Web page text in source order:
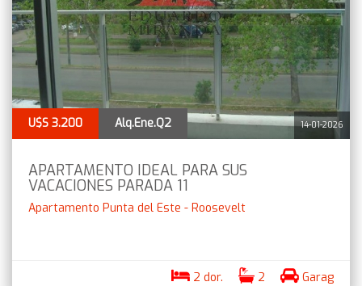
14-01-2026
U$S 3.200 Alq.Ene.Q2
APARTAMENTO IDEAL PARA SUS
VACACIONES PARADA 11
Apartamento Punta del Este - Roosevelt
2 dor. 2 Garag